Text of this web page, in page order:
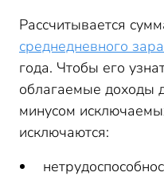
Рассчитывается
среднедневного
года. Чтобы его
облагаемые доходы
минусом
исключаются: